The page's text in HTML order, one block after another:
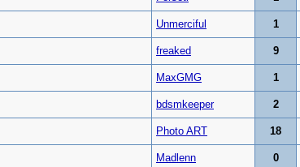
Unmerciful 1
freaked 9
MaxGMG 1
bdsmkeeper 2
Photo ART 18
Madlenn 0